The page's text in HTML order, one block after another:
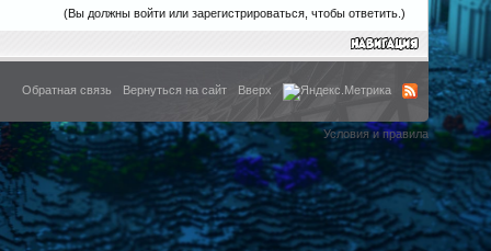
(Вы должны войти или зарегистрироваться, чтобы ответить.)
Обратная связь Вернуться на сайт Вверх
Условия и правила